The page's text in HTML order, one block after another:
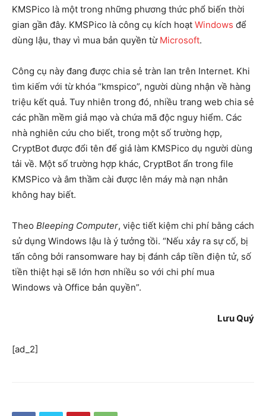
KMSPico là một trong những phương thức phổ biến thời
gian gần đây. KMSPico là công cụ kích hoạt Windows để
dùng lậu, thay vì mua bản quyền từ Microsoft.
Công cụ này đang được chia sẻ tràn lan trên Internet. Khi
tìm kiếm với từ khóa “kmspico”, người dùng nhận về hàng
triệu kết quả. Tuy nhiên trong đó, nhiều trang web chia sẻ
các phần mềm giả mạo và chứa mã độc nguy hiểm. Các
nhà nghiên cứu cho biết, trong một số trường hợp,
CryptBot được đổi tên để giả làm KMSPico dụ người dùng
tải về. Một số trường hợp khác, CryptBot ẩn trong file
KMSPico và âm thầm cài được lên máy mà nạn nhân
không hay biết.
Theo Bleeping Computer, việc tiết kiệm chi phí bằng cách
sử dụng Windows lậu là ý tưởng tồi. “Nếu xảy ra sự cố, bị
tấn công bởi ransomware hay bị đánh cắp tiền điện tử, số
tiền thiệt hại sẽ lớn hơn nhiều so với chi phí mua
Windows và Office bản quyền”.
Lưu Quý
[ad_2]